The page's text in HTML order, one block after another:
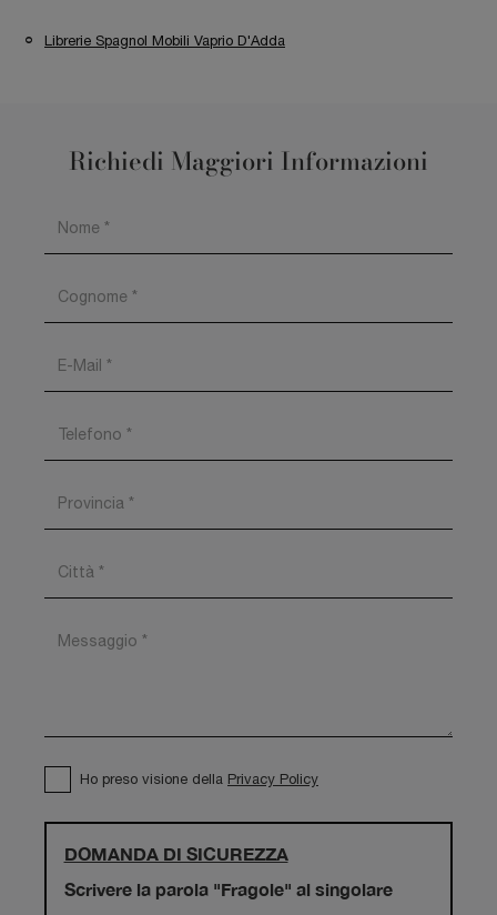
Librerie Spagnol Mobili Vaprio D'Adda
Richiedi Maggiori Informazioni
Ho preso visione della Privacy Policy
DOMANDA DI SICUREZZA
Scrivere la parola "Fragole" al singolare